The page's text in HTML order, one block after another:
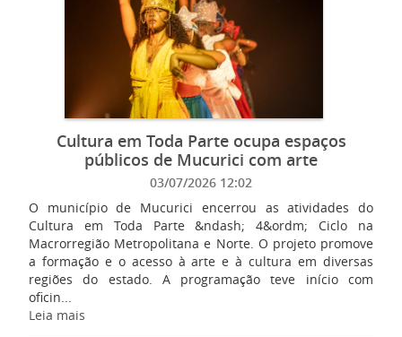
Cultura em Toda Parte ocupa espaços
públicos de Mucurici com arte
03/07/2026 12:02
O município de Mucurici encerrou as atividades do
Cultura em Toda Parte &ndash; 4&ordm; Ciclo na
Macrorregião Metropolitana e Norte. O projeto promove
a formação e o acesso à arte e à cultura em diversas
regiões do estado. A programação teve início com
oficin...
Leia mais